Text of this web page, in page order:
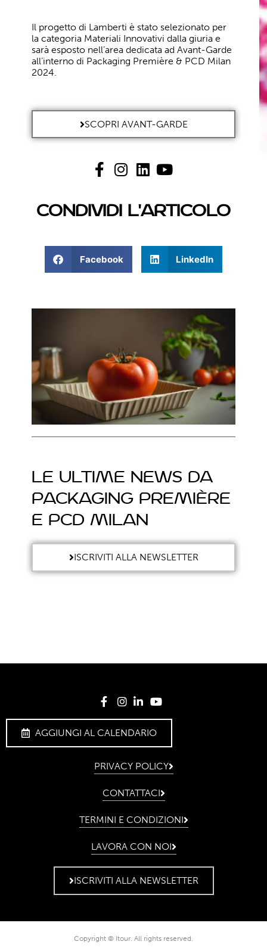
Il progetto di Lamberti è stato selezionato per
la categoria Materiali Innovativi dalla giuria e
sarà esposto nell’area dedicata ad Avant-Garde
all’interno di Packaging Première & PCD Milan
2024.
SCOPRI AVANT-GARDE
Condividi l'articolo
Facebook LinkedIn
Le ultime news da
Packaging Première
e PCD Milan
ISCRIVITI ALLA NEWSLETTER
AGGIUNGI AL CALENDARIO
PRIVACY POLICY
CONTATTACI
TERMINI E CONDIZIONI
LAVORA CON NOI
ISCRIVITI ALLA NEWSLETTER
Copyright © Itour. All rights reserved.